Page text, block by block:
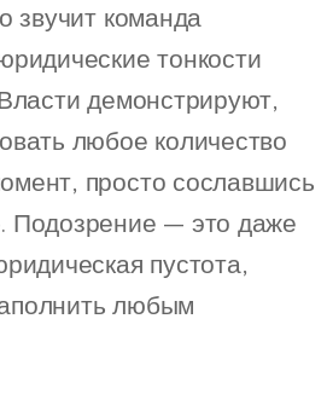
звучит команда
тонкости
демонстрируют,
любое количество
просто сославшись
Подозрение — это даже
пустота,
любым